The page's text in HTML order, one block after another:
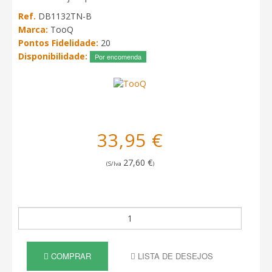
Ref. DB1132TN-B
Marca: TooQ
Pontos Fidelidade: 20
Disponibilidade:
Por encomenda
33,95 €
(S/Iva 27,60 €)
COMPRAR LISTA DE DESEJOS